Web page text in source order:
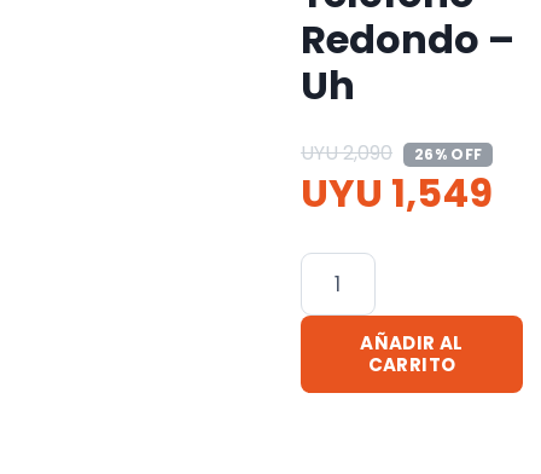
Redondo –
Uh
UYU2,090 26% OFF
UYU 1,549
Barral
Columna
Ducha
Roseta
AÑADIR AL
CARRITO